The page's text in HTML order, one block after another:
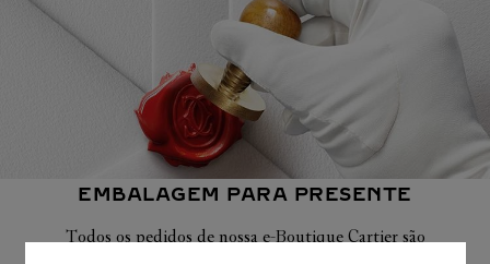
EMBALAGEM PARA PRESENTE
Todos os pedidos de nossa e-Boutique Cartier são